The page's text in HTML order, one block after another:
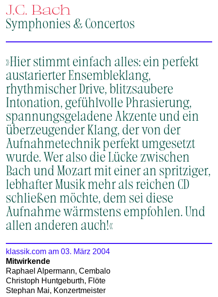
J.C. Bach
Symphonies & Concertos
»Hier stimmt einfach alles: ein perfekt
austarierter Ensembleklang,
rhythmischer Drive, blitzsaubere
Intonation, gefühlvolle Phrasierung,
spannungsgeladene Akzente und ein
überzeugender Klang, der von der
Aufnahmetechnik perfekt umgesetzt
wurde. Wer also die Lücke zwischen
Bach und Mozart mit einer an spritziger,
lebhafter Musik mehr als reichen CD
schließen möchte, dem sei diese
Aufnahme wärmstens empfohlen. Und
allen anderen auch!«
klassik.com am 03. März 2004
Mitwirkende
Raphael Alpermann, Cembalo
Christoph Huntgeburth, Flöte
Stephan Mai, Konzertmeister